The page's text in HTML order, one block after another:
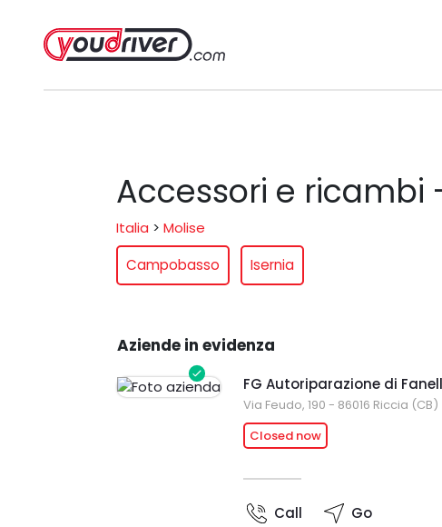
Accessori e ricambi
Italia > Molise
Campobasso
Isernia
Aziende in evidenza
FG Autoriparazione di
Via Feudo, 190 - 86016 Riccia (CB)
Closed now
Call Go